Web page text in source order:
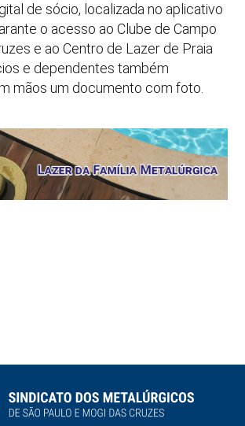
de sócio, localizada no aplicativo
o acesso ao Clube de Campo
e ao Centro de Lazer de Praia
e dependentes também
mãos um documento com foto.